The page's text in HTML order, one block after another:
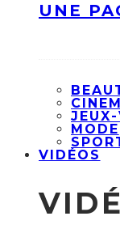
UNE
MODE
VIDÉOS